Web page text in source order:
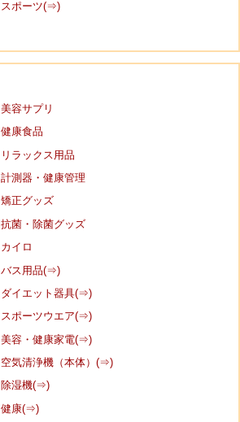
スポーツ(⇒)
美容サプリ
健康食品
リラックス用品
計測器・健康管理
矯正グッズ
抗菌・除菌グッズ
カイロ
バス用品(⇒)
ダイエット器具(⇒)
スポーツウエア(⇒)
美容・健康家電(⇒)
空気清浄機（本体）(⇒)
除湿機(⇒)
健康(⇒)